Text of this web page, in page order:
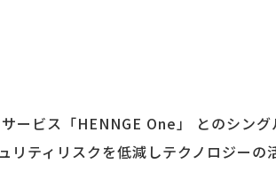
ービス「HENNGE One」 とのシング
ティリスクを低減しテクノロジーの